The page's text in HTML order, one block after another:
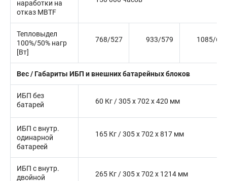
наработки на
отказ MBTF
Тепловыдел
100%/50% нагр
[Вт]
768/527 933/579 1085/
Вес / Габариты ИБП и внешних батарейных блоков
ИБП без
батарей
60 Кг / 305 x 702 x 420 мм
ИБП с внутр.
одинарной
батареей
165 Кг / 305 x 702 x 817 мм
ИБП с внутр.
двойной
265 Кг / 305 x 702 x 1214 мм